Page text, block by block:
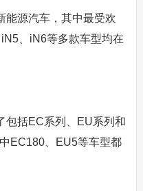
能源汽车，其中最受欢
、iN6等多款车型均在
包括EC系列、EU系列和
EC180、EU5等车型都